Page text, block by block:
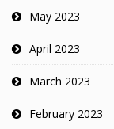
May 2023
April 2023
March 2023
February 2023